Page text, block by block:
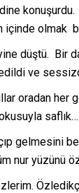
içinde olmak
düştü. Bir
ve
oradan
saflık…
gelmesini
nur yüzünü